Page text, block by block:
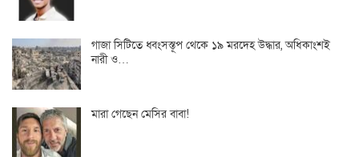
গাজা সিটিতে ধ্বংসস্তূপ থেকে ১৯ মরদেহ উদ্ধার, অধিকাংশই
নারী ও…
মারা গেছেন মেসির বাবা!